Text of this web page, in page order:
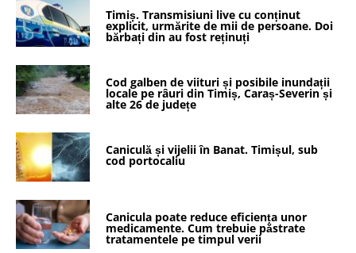
Timiș. Transmisiuni live cu conținut
explicit, urmărite de mii de persoane. Doi
bărbați din au fost reținuți
Cod galben de viituri și posibile inundații
locale pe râuri din Timiș, Caraș-Severin și
alte 26 de județe
Caniculă și vijelii în Banat. Timișul, sub
cod portocaliu
Canicula poate reduce eficiența unor
medicamente. Cum trebuie păstrate
tratamentele pe timpul verii